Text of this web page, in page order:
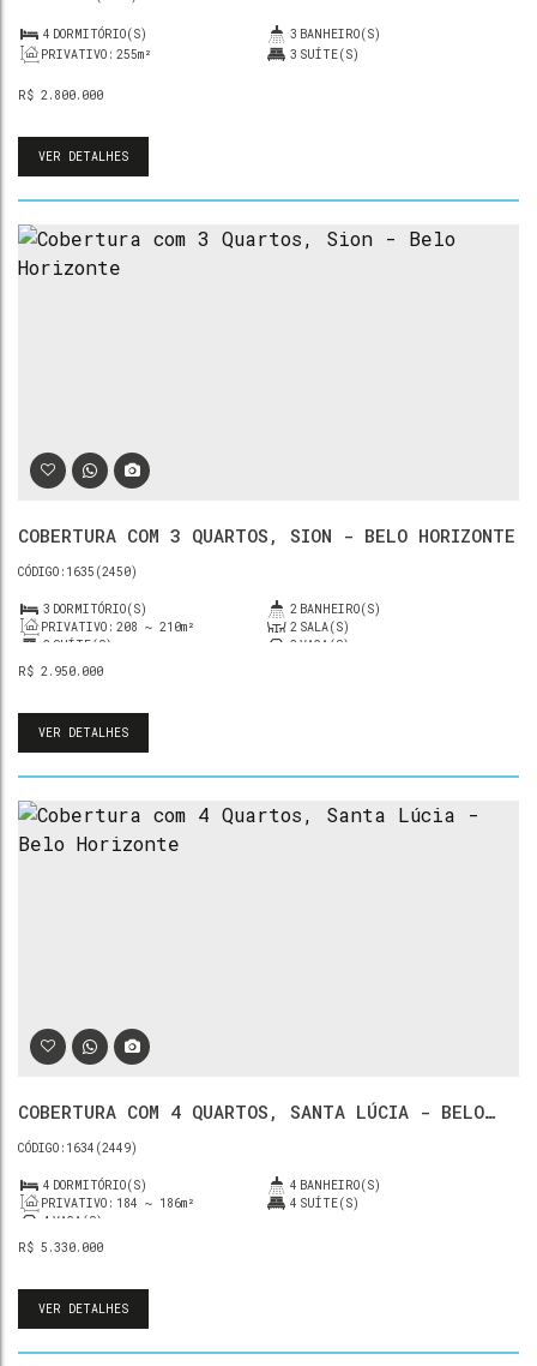
R$ 2.800.000
4 DORMITÓRIO(S) 3 BANHEIRO(S)
PRIVATIVO: 255m² 3 SUÍTE(S)
VER DETALHES
COBERTURA COM 3 QUARTOS, SION - BELO HORIZONTE
R$ 2.950.000
1635 (2450)
3 DORMITÓRIO(S) 2 BANHEIRO(S)
PRIVATIVO: 208 ~ 210m² 2 SALA(S)
2 SUÍTE(S) 3 VAGA(S)
VER DETALHES
COBERTURA COM 4 QUARTOS, SANTA LÚCIA - BELO
R$ 5.330.000
1634 (2449)
4 DORMITÓRIO(S) 4 BANHEIRO(S)
PRIVATIVO: 184 ~ 186m² 4 SUÍTE(S)
4 VAGA(S)
VER DETALHES